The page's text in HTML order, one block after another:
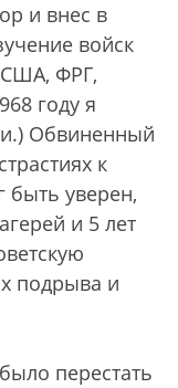
и внес в
войск
США, ФРГ,
году я
Обвиненный
к
быть уверен,
и 5 лет
подрыва и
перестать